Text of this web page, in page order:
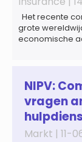
Het recente
grote
economische
wereldwijd
termen in […]
NIPV:
vragen
Markt | 11-